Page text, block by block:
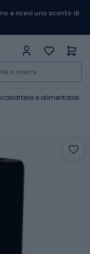
e ricevi uno sconto di
e alimentatori